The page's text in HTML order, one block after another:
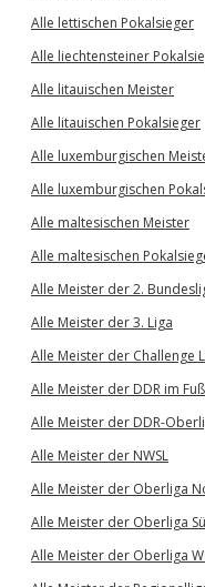
Alle lettischen Pokalsieger
Alle liechtensteiner
Alle litauischen Meister
Alle litauischen Pokalsieger
Alle luxemburgischen
Alle luxemburgischen
Alle maltesischen Meister
Alle maltesischen
Alle Meister der 2.
Alle Meister der 3. Liga
Alle Meister der Challenge
Alle Meister der DDR im
Alle Meister der DDR-
Alle Meister der NWSL
Alle Meister der Oberliga
Alle Meister der Oberliga
Alle Meister der Oberliga